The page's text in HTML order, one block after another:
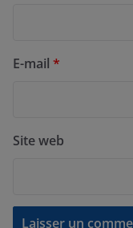
E-mail *
Site web